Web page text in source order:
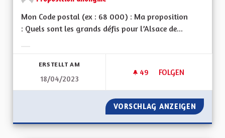
Mon Code postal (ex : 68 000) : Ma proposition
: Quels sont les grands défis pour l’Alsace de...
ERSTELLT AM
18/04/2023
49 49 FOLLOWER
FOLGEN
INSTITUTION
VORSCHLAG ANZEIGEN